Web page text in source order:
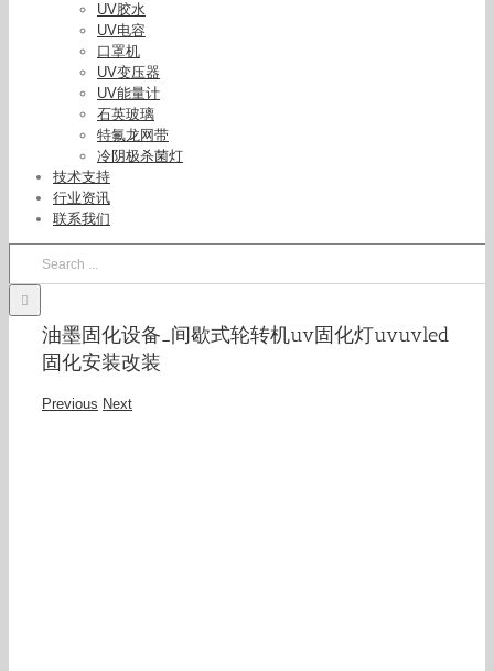
UV胶水
UV电容
口罩机
UV变压器
UV能量计
石英玻璃
特氟龙网带
冷阴极杀菌灯
技术支持
行业资讯
联系我们
油墨固化设备_间歇式轮转机uv固化灯uvuvled
固化安装改装
Previous Next